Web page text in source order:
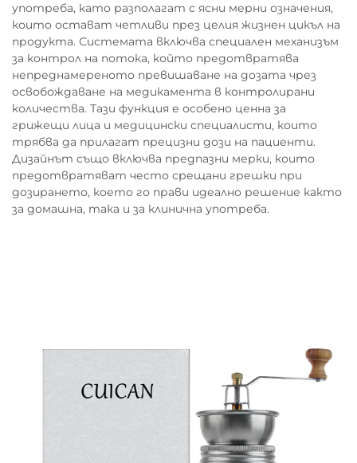
употреба, като разполагат с ясни мерни означения,
които остават четливи през целия жизнен цикъл на
продукта. Системата включва специален механизъм
за контрол на потока, който предотвратява
непреднамереното превишаване на дозата чрез
освобождаване на медикамента в контролирани
количества. Тази функция е особено ценна за
грижещи лица и медицински специалисти, които
трябва да прилагат прецизни дози на пациенти.
Дизайнът също включва предпазни мерки, които
предотвратяват често срещани грешки при
дозирането, което го прави идеално решение както
за домашна, така и за клинична употреба.